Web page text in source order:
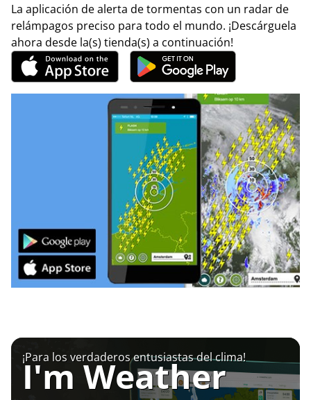
La aplicación de alerta de tormentas con un radar de
relámpagos preciso para todo el mundo. ¡Descárguela
ahora desde la(s) tienda(s) a continuación!
¡Para los verdaderos entusiastas del clima!
I'm Weather